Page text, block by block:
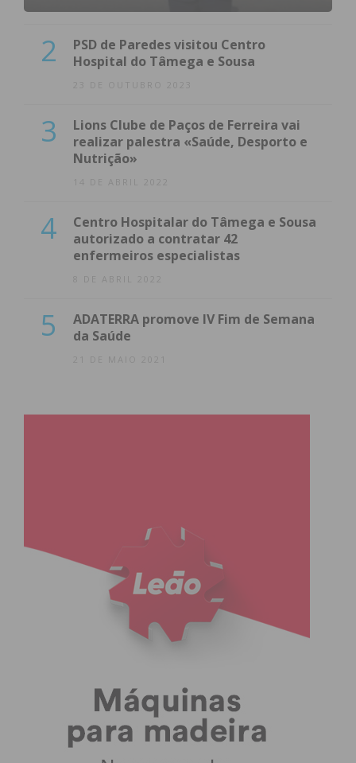
2
PSD de Paredes visitou Centro
Hospital do Tâmega e Sousa
23 DE OUTUBRO 2023
3
Lions Clube de Paços de Ferreira vai
realizar palestra «Saúde, Desporto e
Nutrição»
14 DE ABRIL 2022
4
Centro Hospitalar do Tâmega e Sousa
autorizado a contratar 42
enfermeiros especialistas
8 DE ABRIL 2022
5
ADATERRA promove IV Fim de Semana
da Saúde
21 DE MAIO 2021